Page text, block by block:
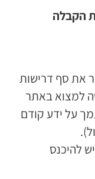
הקבלה
את סף דרישות
למצוא באתר
על ידע קודם
להיכנס